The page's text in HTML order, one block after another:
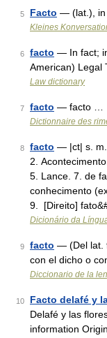
5 Facto — (lat.), in
Kleines
6 facto — In fact;
American) Legal
Law dictionary
7 facto — facto …
Dictionnaire des
8 facto — |ct| s. m.
2.
5. Lance. 7. de
conhecimento
9. [Direito]
Dicionário da
9 facto — (Del lat.
con el dicho o
Diccionario de la
10 Facto delafé y
Delafé y las
information